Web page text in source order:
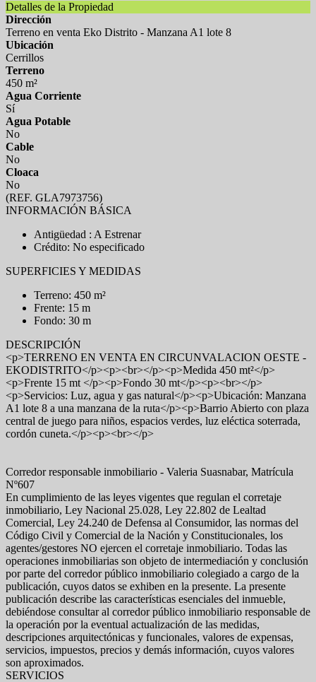
Detalles de la Propiedad
Dirección
Terreno en venta Eko Distrito - Manzana A1 lote 8
Ubicación
Cerrillos
Terreno
450 m²
Agua Corriente
Sí
Agua Potable
No
Cable
No
Cloaca
No
(REF. GLA7973756)
INFORMACIÓN BÁSICA
Antigüedad : A Estrenar
Crédito: No especificado
SUPERFICIES Y MEDIDAS
Terreno: 450 m²
Frente: 15 m
Fondo: 30 m
DESCRIPCIÓN
<p>TERRENO EN VENTA EN CIRCUNVALACION OESTE -
EKODISTRITO</p><p><br></p><p>Medida 450 mt²</p>
<p>Frente 15 mt </p><p>Fondo 30 mt</p><p><br></p>
<p>Servicios: Luz, agua y gas natural</p><p>Ubicación: Manzana
A1 lote 8 a una manzana de la ruta</p><p>Barrio Abierto con plaza
central de juego para niños, espacios verdes, luz eléctica soterrada,
cordón cuneta.</p><p><br></p>
Corredor responsable inmobiliario - Valeria Suasnabar, Matrícula
Nº607
En cumplimiento de las leyes vigentes que regulan el corretaje
inmobiliario, Ley Nacional 25.028, Ley 22.802 de Lealtad
Comercial, Ley 24.240 de Defensa al Consumidor, las normas del
Código Civil y Comercial de la Nación y Constitucionales, los
agentes/gestores NO ejercen el corretaje inmobiliario. Todas las
operaciones inmobiliarias son objeto de intermediación y conclusión
por parte del corredor público inmobiliario colegiado a cargo de la
publicación, cuyos datos se exhiben en la presente. La presente
publicación describe las características esenciales del inmueble,
debiéndose consultar al corredor público inmobiliario responsable de
la operación por la eventual actualización de las medidas,
descripciones arquitectónicas y funcionales, valores de expensas,
servicios, impuestos, precios y demás información, cuyos valores
son aproximados.
SERVICIOS